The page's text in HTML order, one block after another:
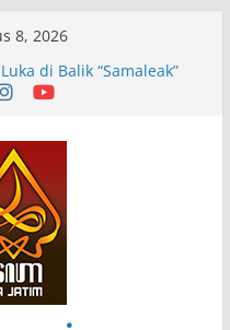
8, 2026
Patria Seni Rupa
Menjadi Mantra
di Balik “Samaleak”
dan Budaya: Catatan
Haryo Soekartono
Taman Budaya Jawa
Agus Koecink
Ungkapan Kritis Tentang